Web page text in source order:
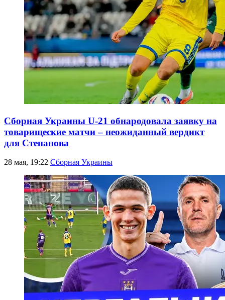
Сборная Украины U-21 обнародовала заявку на
товарищеские матчи – неожиданный вердикт
для Степанова
28 мая, 19:22 Сборная Украины